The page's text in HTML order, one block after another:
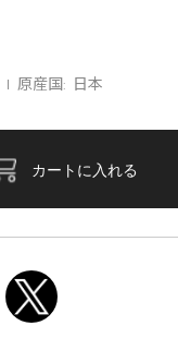
原産国: 日本
カートに入れる